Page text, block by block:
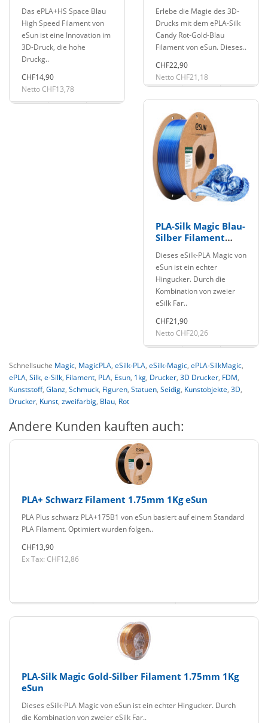
1Kg eSun
Das ePLA+HS Space Blau
High Speed Filament von
eSun ist eine Innovation im
3D-Druck, die hohe
Druckg..
CHF14,90
Netto CHF13,78
Erlebe die Magie des 3D-
Drucks mit dem ePLA-Silk
Candy Rot-Gold-Blau
Filament von eSun. Dieses..
CHF22,90
Netto CHF21,18
PLA-Silk Magic Blau-
Silber Filament
Dieses eSilk-PLA Magic von
eSun ist ein echter
Hingucker. Durch die
Kombination von zweier
eSilk Far..
CHF21,90
Netto CHF20,26
Schnellsuche Magic, MagicPLA, eSilk-PLA, eSilk-Magic, ePLA-SilkMagic,
ePLA, Silk, e-Silk, Filament, PLA, Esun, 1kg, Drucker, 3D Drucker, FDM,
Kunststoff, Glanz, Schmuck, Figuren, Statuen, Seidig, Kunstobjekte, 3D,
Drucker, Kunst, zweifarbig, Blau, Rot
Andere Kunden kauften auch:
PLA+ Schwarz Filament 1.75mm 1Kg eSun
PLA Plus schwarz PLA+175B1 von eSun basiert auf einem Standard
PLA Filament. Optimiert wurden folgen..
CHF13,90
Ex Tax: CHF12,86
PLA-Silk Magic Gold-Silber Filament 1.75mm 1Kg
eSun
Dieses eSilk-PLA Magic von eSun ist ein echter Hingucker. Durch
die Kombination von zweier eSilk Far..